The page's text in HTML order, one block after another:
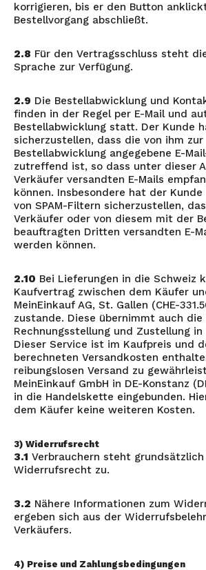
korrigieren, bis er den Button
Bestellvorgang abschließt.
2.8 Für den Vertragsschluss steht
Sprache zur Verfügung.
2.9 Die Bestellabwicklung und
finden in der Regel per E-Mail und
Bestellabwicklung statt. Der Kunde
sicherzustellen, dass die von ihm zur
Bestellabwicklung angegebene E-
zutreffend ist, so dass unter dieser
Verkäufer versandten E-Mails
können. Insbesondere hat der
von SPAM-Filtern sicherzustellen,
Verkäufer oder von diesem mit der
beauftragten Dritten versandten E-
werden können.
2.10 Bei Lieferungen in die Schweiz
Kaufvertrag zwischen dem Käufer
MeinEinkauf AG, St. Gallen (CHE-
zustande. Diese übernimmt auch die
Rechnungsstellung und Zustellung
Dieser Service ist im Kaufpreis und
berechneten Versandkosten
reibungslosen Versand zu
MeinEinkauf GmbH in DE-Konstanz
in die Handelskette eingebunden.
dem Käufer keine weiteren Kosten.
3) Widerrufsrecht
3.1 Verbrauchern steht grundsätzlich
Widerrufsrecht zu.
3.2 Nähere Informationen zum
ergeben sich aus der
Verkäufers.
4) Preise und Zahlungsbedingungen